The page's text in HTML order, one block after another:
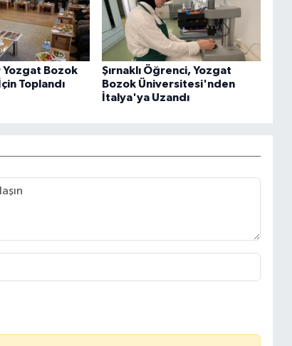
Yozgat Bozok
Toplandı
Şırnaklı Öğrenci, Yozgat
Bozok Üniversitesi'nden
İtalya'ya Uzandı